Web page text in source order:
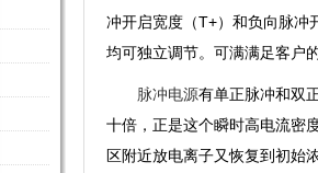
冲开启宽度（T+）和负向脉冲
均可独立调节。可满满足客户
脉冲电源有单正脉冲和双
十倍，正是这个瞬时高电流密
区附近放电离子又恢复到初始